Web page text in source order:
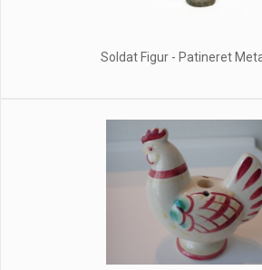
Soldat Figur - Patineret